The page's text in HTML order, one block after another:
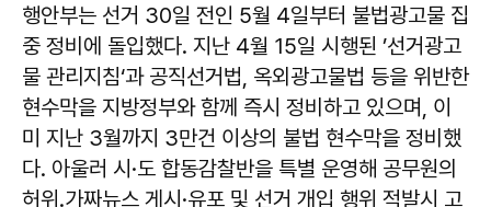
행안부는 선거 30일 전인 5월 4일부터 불법광고물 집
중 정비에 돌입했다. 지난 4월 15일 시행된 ’선거광고
물 관리지침‘과 공직선거법, 옥외광고물법 등을 위반한
현수막을 지방정부와 함께 즉시 정비하고 있으며, 이
미 지난 3월까지 3만건 이상의 불법 현수막을 정비했
다. 아울러 시·도 합동감찰반을 특별 운영해 공무원의
허위․가짜뉴스 게시·유포 및 선거 개입 행위 적발시 고